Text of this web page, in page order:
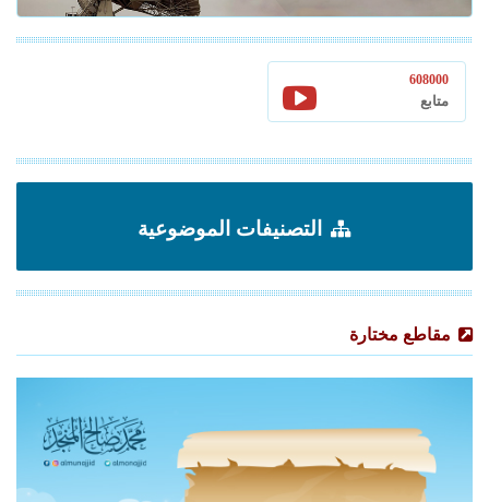
608000
متابع
التصنيفات الموضوعية
مقاطع مختارة